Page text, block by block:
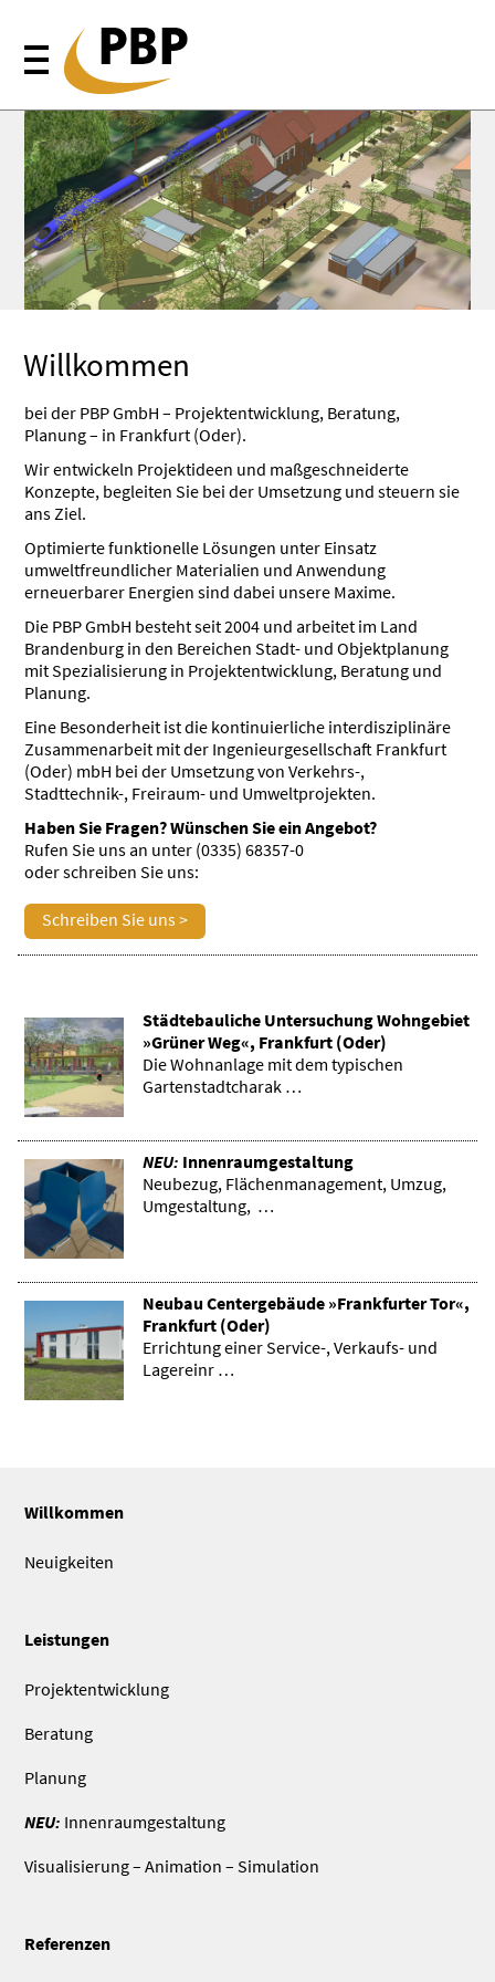
Willkommen
bei der PBP GmbH – Projektentwicklung, Beratung,
Planung – in Frankfurt (Oder).
Wir entwickeln Projektideen und maßgeschneiderte
Konzepte, begleiten Sie bei der Umsetzung und steuern sie
ans Ziel.
Optimierte funktionelle Lösungen unter Einsatz
umweltfreundlicher Materialien und Anwendung
erneuerbarer Energien sind dabei unsere Maxime.
Die PBP GmbH besteht seit 2004 und arbeitet im Land
Brandenburg in den Bereichen Stadt- und Objektplanung
mit Spezialisierung in Projektentwicklung, Beratung und
Planung.
Eine Besonderheit ist die kontinuierliche interdisziplinäre
Zusammenarbeit mit der Ingenieurgesellschaft Frankfurt
(Oder) mbH bei der Umsetzung von Verkehrs-,
Stadttechnik-, Freiraum- und Umweltprojekten.
Haben Sie Fragen? Wünschen Sie ein Angebot?
Rufen Sie uns an unter (0335) 68357-0
oder schreiben Sie uns:
Schreiben Sie uns >
Städtebauliche Untersuchung Wohngebiet
»Grüner Weg«, Frankfurt (Oder)
Die Wohnanlage mit dem typischen
Gartenstadtcharak …
NEU: Innenraumgestaltung
Neubezug, Flächenmanagement, Umzug,
Umgestaltung, …
Neubau Centergebäude »Frankfurter Tor«,
Frankfurt (Oder)
Errichtung einer Service-, Verkaufs- und
Lagereinr …
Willkommen
Neuigkeiten
Leistungen
Projektentwicklung
Beratung
Planung
NEU: Innenraumgestaltung
Visualisierung – Animation – Simulation
Referenzen